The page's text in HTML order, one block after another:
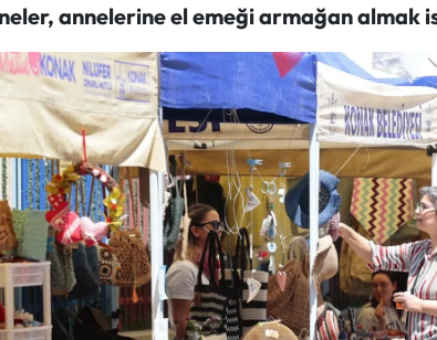
annelerine el emeği armağan almak